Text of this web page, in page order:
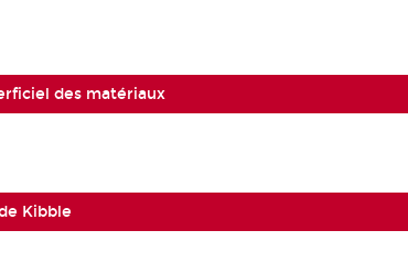
des matériaux
Kibble